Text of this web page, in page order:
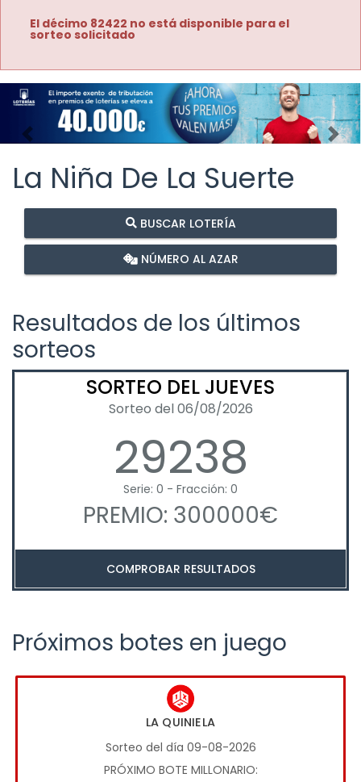
El décimo 82422 no está disponible para el
sorteo solicitado
Imagen anterior
La Niña De La Suerte
BUSCAR LOTERÍA
NÚMERO AL AZAR
Resultados de los últimos
sorteos
SORTEO DEL JUEVES
Sorteo del 06/08/2026
29238
Serie: 0 - Fracción: 0
PREMIO: 300000€
COMPROBAR RESULTADOS
Próximos botes en juego
LA QUINIELA
Sorteo del día 09-08-2026
PRÓXIMO BOTE MILLONARIO: